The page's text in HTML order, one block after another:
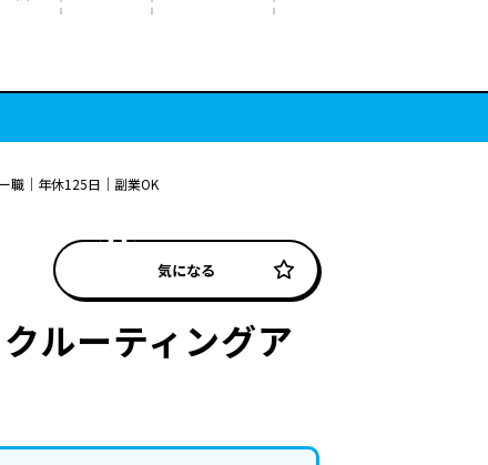
ー職│年休125日│副業OK
気になる
ルーティングア